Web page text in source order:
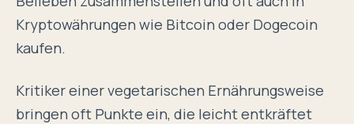
Kryptowährungen wie Bitcoin oder Dogecoin
kaufen.
Kritiker einer vegetarischen Ernährungsweise
bringen oft Punkte ein, die leicht entkräftet